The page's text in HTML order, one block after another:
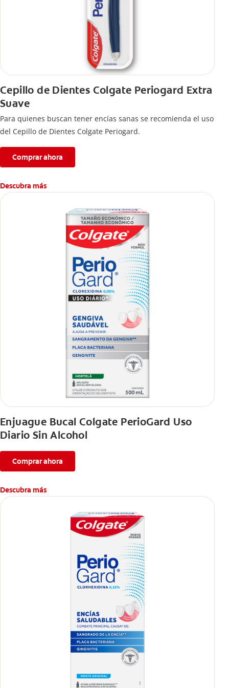
Cepillo de Dientes Colgate Periogard Extra
Suave
Para quienes buscan tener encías sanas se recomienda el uso
del Cepillo de Dientes Colgate Periogard.
Comprar ahora
Descubra más
Enjuague Bucal Colgate PerioGard Uso
Diario Sin Alcohol
Comprar ahora
Descubra más